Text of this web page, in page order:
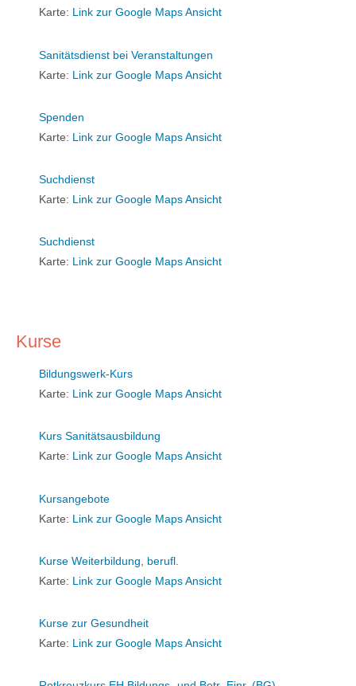
Karte: Link zur Google Maps Ansicht
Sanitätsdienst bei Veranstaltungen
Karte: Link zur Google Maps Ansicht
Spenden
Karte: Link zur Google Maps Ansicht
Suchdienst
Karte: Link zur Google Maps Ansicht
Suchdienst
Karte: Link zur Google Maps Ansicht
Kurse
Bildungswerk-Kurs
Karte: Link zur Google Maps Ansicht
Kurs Sanitätsausbildung
Karte: Link zur Google Maps Ansicht
Kursangebote
Karte: Link zur Google Maps Ansicht
Kurse Weiterbildung, berufl.
Karte: Link zur Google Maps Ansicht
Kurse zur Gesundheit
Karte: Link zur Google Maps Ansicht